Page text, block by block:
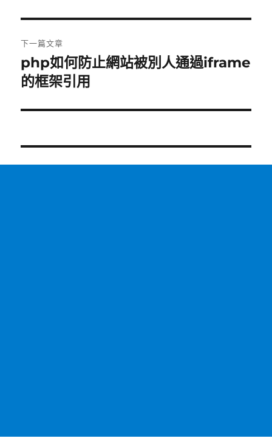
下一篇文章
下
一
文
php如何防止網站被別人通過iframe
的框架引用